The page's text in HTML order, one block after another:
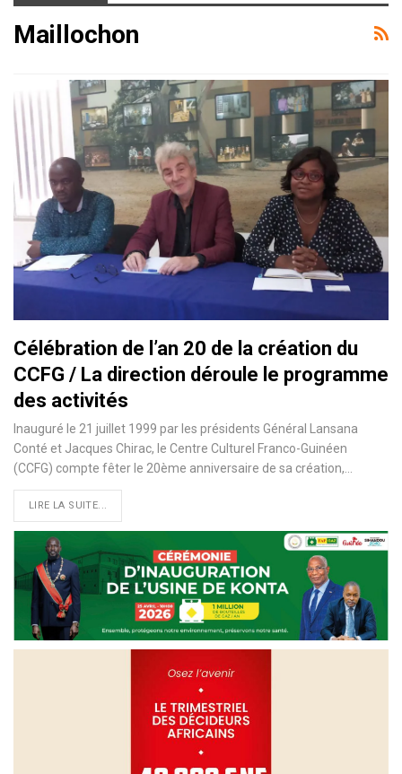
Maillochon
Célébration de l’an 20 de la création du
CCFG / La direction déroule le programme
des activités
Inauguré le 21 juillet 1999 par les présidents Général Lansana
Conté et Jacques Chirac, le Centre Culturel Franco-Guinéen
(CCFG) compte fêter le 20ème anniversaire de sa création,
LIRE LA SUITE...